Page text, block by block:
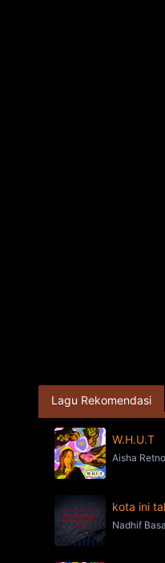
Lagu Rekomendasi
W.H.U.T
Aisha Retno
kota ini
Nadhif